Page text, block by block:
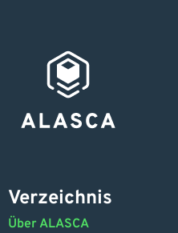
Verzeichnis
Über ALASCA